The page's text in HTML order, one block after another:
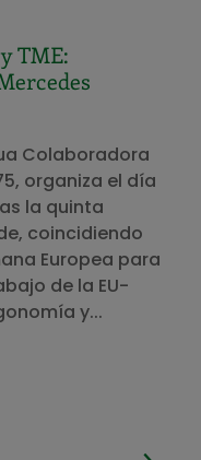
TME:
Colaboradora
organiza el día
la quinta
coincidiendo
Europea para
de la EU-
y...